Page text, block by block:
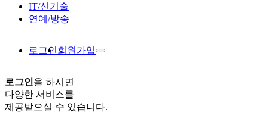
IT/신기술
연예/방송
로그인회원가입
로그인을 하시면
다양한 서비스를
제공받으실 수 있습니다.